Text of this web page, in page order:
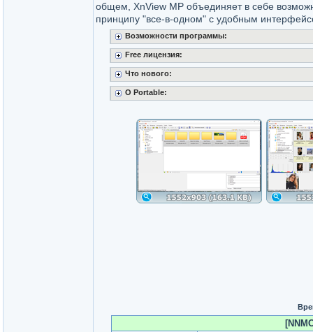
общем, XnView MP объединяет в себе
принципу "все-в-одном" с удобным
Возможности программы:
Free лицензия:
Что нового:
O Portable: